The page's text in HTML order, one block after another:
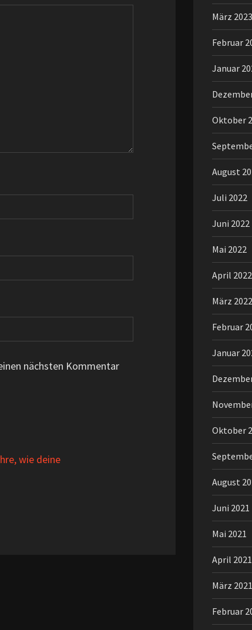
nächsten Kommentar
wie deine
März 2023
Februar
Januar
Oktober
August
Juli 2022
Juni 2022
Mai 2022
April 2022
März 2022
Februar
Januar
Oktober
August
Juni 2021
Mai 2021
April 2021
März 2021
Februar